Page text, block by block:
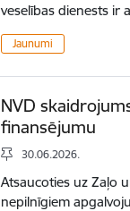
veselības dienests ir
Jaunumi
NVD
finansējumu
30.06.2026.
Atsaucoties uz Zaļo
nepilnīgiem